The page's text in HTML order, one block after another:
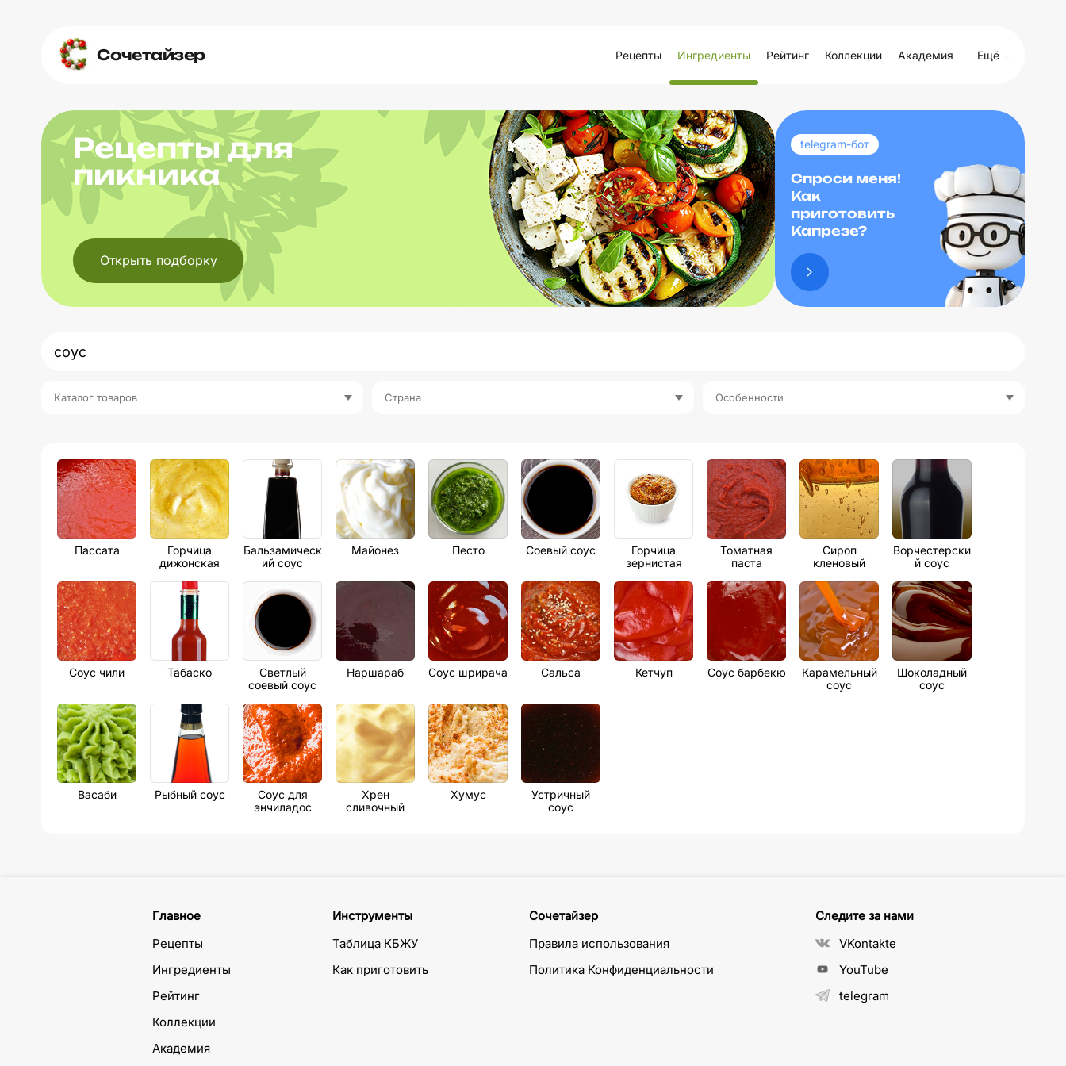
Сочетайзер Рецепты Ингредиенты Рейтинг Коллекции Академия Ещё
Рецепты для
пикника
Открыть подборку
telegram-бот
Спроси меня!
Как
приготовить
Капрезе?
Каталог товаров Страна Особенности
Пассата
Горчица
дижонская
Бальзамическ
ий соус
Майонез Песто Соевый соус
Горчица
зернистая
Томатная
паста
Сироп
кленовый
Ворчестерски
й соус
Соус чили Табаско
Светлый
соевый соус
Наршараб Соус шрирача Сальса Кетчуп Соус барбекю
Карамельный
соус
Шоколадный
соус
Васаби Рыбный соус
Соус для
энчиладос
Хрен
сливочный
Хумус
Устричный
соус
Главное
Рецепты
Ингредиенты
Рейтинг
Коллекции
Академия
Инструменты
Таблица КБЖУ
Как приготовить
Сочетайзер
Правила использования
Политика Конфиденциальности
Следите за нами
VKontakte
YouTube
telegram